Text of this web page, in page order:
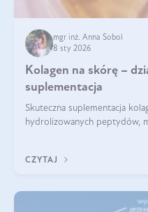
mgr inż. Anna Sobol
8 sty 2026
Kolagen na skórę –
suplementacja
Skuteczna suplementacja
hydrolizowanych peptydów,
CZYTAJ